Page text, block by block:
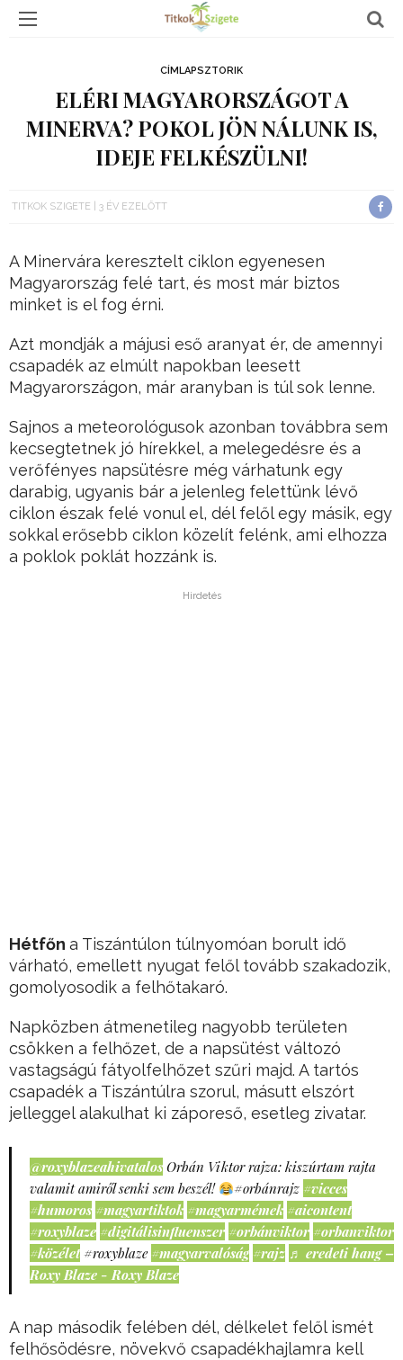
CÍMLAPSZTORIK
ELÉRI MAGYARORSZÁGOT A
MINERVA? POKOL JÖN NÁLUNK IS,
IDEJE FELKÉSZÜLNI!
TITKOK SZIGETE 3 ÉV EZELŐTT
A Minervára keresztelt ciklon egyenesen
Magyarország felé tart, és most már biztos
minket is el fog érni.
Azt mondják a májusi eső aranyat ér, de amennyi
csapadék az elmúlt napokban leesett
Magyarországon, már aranyban is túl sok lenne.
Sajnos a meteorológusok azonban továbbra sem
kecsegtetnek jó hírekkel, a melegedésre és a
verőfényes napsütésre még várhatunk egy
darabig, ugyanis bár a jelenleg felettünk lévő
ciklon észak felé vonul el, dél felől egy másik, egy
sokkal erősebb ciklon közelít felénk, ami elhozza
a poklok poklát hozzánk is.
Hirdetés
Hétfőn a Tiszántúlon túlnyomóan borult idő
várható, emellett nyugat felől tovább szakadozik,
gomolyosodik a felhőtakaró.
Napközben átmenetileg nagyobb területen
csökken a felhőzet, de a napsütést változó
vastagságú fátyolfelhőzet szűri majd. A tartós
csapadék a Tiszántúlra szorul, másutt elszórt
jelleggel alakulhat ki záporeső, esetleg zivatar.
@roxyblazeahivatalos Orbán Viktor rajza: kiszúrtam rajta
valamit amiről senki sem beszél!
#orbánrajz #vicces
#humoros #magyartiktok #magyarmémek #aicontent
#roxyblaze #digitálisinfluenszer #orbánviktor #orbanviktor
#közélet #roxyblaze #magyarvalóság #rajz ♬ eredeti hang –
Roxy Blaze - Roxy Blaze
A nap második felében dél, délkelet felől ismét
felhősödésre, növekvő csapadékhajlamra kell